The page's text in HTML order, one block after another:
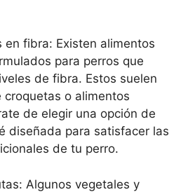
en fibra: Existen alimentos
para perros que
de fibra. Estos suelen
o alimentos
de elegir una opción de
diseñada para satisfacer las
de tu perro.
Algunos vegetales y